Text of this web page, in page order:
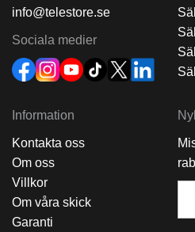
info@telestore.se
Sociala medier
Information
Kontakta oss
Om oss
Villkor
Om våra skick
Garanti